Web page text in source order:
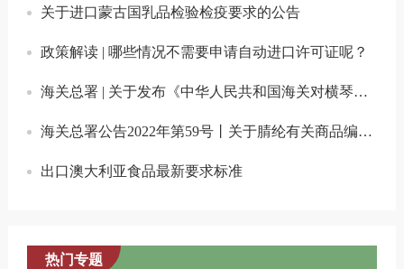
关于进口蒙古国乳品检验检疫要求的公告
政策解读 | 哪些情况不需要申请自动进口许可证呢？
海关总署 | 关于发布《中华人民共和国海关对横琴粤澳深度合作区加工增值货物内销税收征管办法》的公告
海关总署公告2022年第59号丨关于腈纶有关商品编号申报要求的公告
出口澳大利亚食品最新要求标准
热门专题